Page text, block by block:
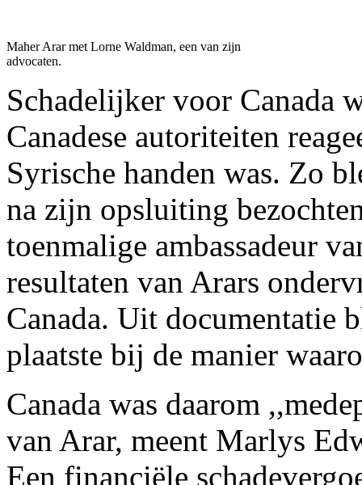
Maher Arar met Lorne Waldman, een van zijn
advocaten.
Schadelijker voor Canada
Canadese autoriteiten
Syrische handen was. Zo
na zijn opsluiting
toenmalige ambassadeur
resultaten van Arars
Canada. Uit documentatie
plaatste bij de manier
Canada was daarom
van Arar, meent Marlys
Een financiële